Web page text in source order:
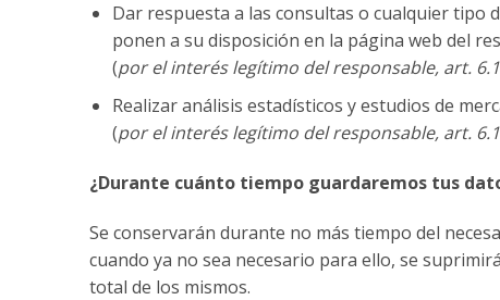
Dar respuesta a las consultas o cualquier tipo
ponen a su disposición en la página web del
(por el interés legítimo del responsable, art.
Realizar análisis estadísticos y estudios de
(por el interés legítimo del responsable, art.
¿Durante cuánto tiempo guardaremos tus
Se conservarán durante no más tiempo del
cuando ya no sea necesario para ello, se
total de los mismos.